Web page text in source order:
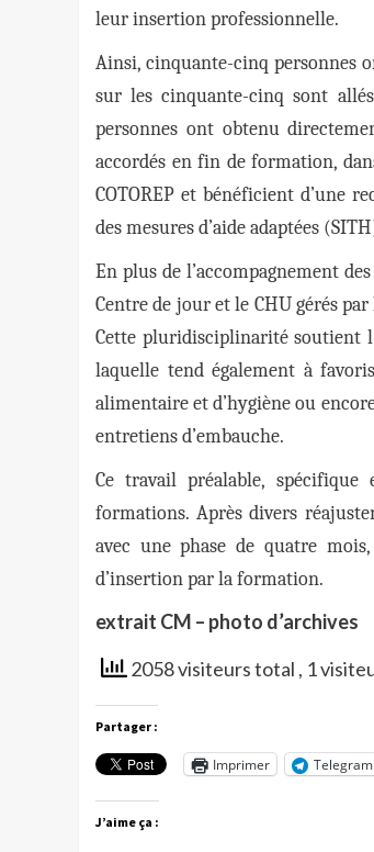
leur insertion professionnelle.
Ainsi, cinquante-cinq personnes
sur les cinquante-cinq sont
personnes ont obtenu
accordés en fin de formation,
COTOREP et bénéficient d’une
des mesures d’aide adaptées
En plus de l’accompagnement
Centre de jour et le CHU gérés
Cette pluridisciplinarité soutient
laquelle tend également à
alimentaire et d’hygiène ou
entretiens d’embauche.
Ce travail préalable,
formations. Après divers
avec une phase de quatre
d’insertion par la formation.
extrait CM – photo d’archives
2058 visiteurs total , 1
Partager :
Imprimer Telegram
J’aime ça :